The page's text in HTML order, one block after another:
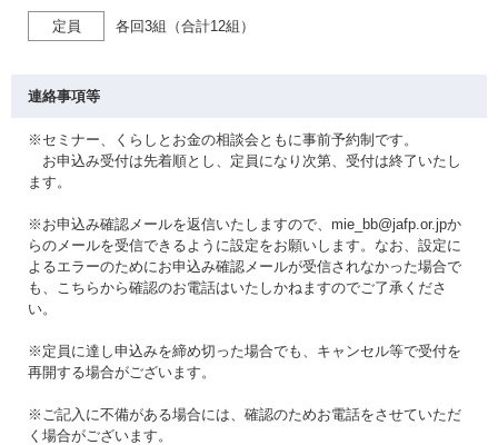
定員 各回3組（合計12組）
連絡事項等
※セミナー、くらしとお金の相談会ともに事前予約制です。
お申込み受付は先着順とし、定員になり次第、受付は終了いたし
ます。
※お申込み確認メールを返信いたしますので、mie_bb@jafp.or.jpか
らのメールを受信できるように設定をお願いします。なお、設定に
よるエラーのためにお申込み確認メールが受信されなかった場合で
も、こちらから確認のお電話はいたしかねますのでご了承くださ
い。
※定員に達し申込みを締め切った場合でも、キャンセル等で受付を
再開する場合がございます。
※ご記入に不備がある場合には、確認のためお電話をさせていただ
く場合がございます。